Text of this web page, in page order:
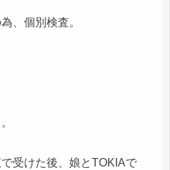
、個別検査。
受けた後、娘とTOKIAで